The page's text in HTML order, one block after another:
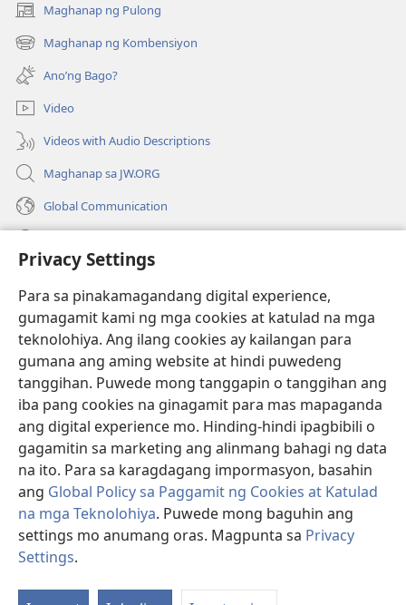
Privacy Settings
Para sa pinakamagandang digital experience,
gumagamit kami ng mga cookies at katulad na mga
teknolohiya. Ang ilang cookies ay kailangan para
gumana ang aming website at hindi puwedeng
tanggihan. Puwede mong tanggapin o tanggihan ang
iba pang cookies na ginagamit para mas mapaganda
ang digital experience mo. Hinding-hindi ipagbibili o
gagamitin sa marketing ang alinmang bahagi ng data
na ito. Para sa karagdagang impormasyon, basahin
ang Global Policy sa Paggamit ng Cookies at Katulad
na mga Teknolohiya. Puwede mong baguhin ang
settings mo anumang oras. Magpunta sa Privacy
Settings.
Maghanap ng Pulong
(may
bubukas
na
bagong
window)
Maghanap ng Kombensiyon
(may
bubukas
na
bagong
window)
Ano’ng Bago?
Video
Videos with Audio Descriptions
Maghanap sa JW.ORG
Global Communication
(may
na
bagong
window)
Watchtower ONLINE LIBRARY™
(may
bubukas
na
bagong
window)
JW Hub ®
(may
bubukas
bagong
window)
JW Library ®
Watchtower Library®
Copyright
KASUNDUAN SA PAGGAMIT